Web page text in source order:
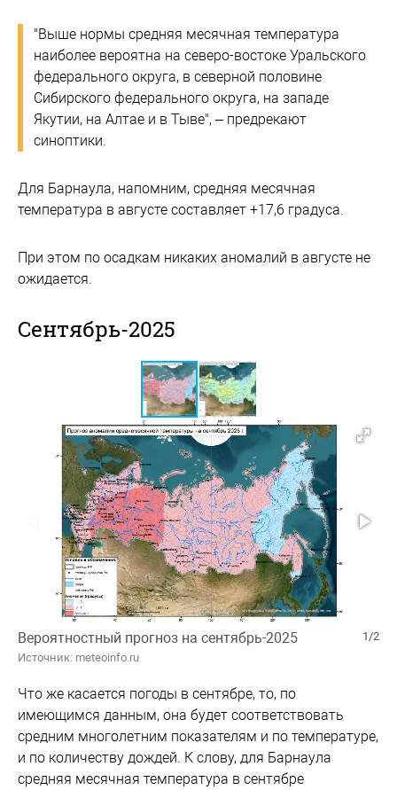
"Выше нормы средняя месячная температура
наиболее вероятна на северо-востоке Уральского
федерального округа, в северной половине
Сибирского федерального округа, на западе
Якутии, на Алтае и в Тыве", – предрекают
синоптики.
Для Барнаула, напомним, средняя месячная
температура в августе составляет +17,6 градуса.
При этом по осадкам никаких аномалий в августе не
ожидается.
Сентябрь-2025
1/2
Вероятностный прогноз на сентябрь-2025
Источник: meteoinfo.ru
Что же касается погоды в сентябре, то, по
имеющимся данным, она будет соответствовать
средним многолетним показателям и по температуре,
и по количеству дождей. К слову, для Барнаула
средняя месячная температура в сентябре